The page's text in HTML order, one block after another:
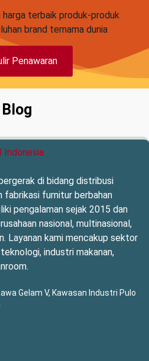
terbaik produk-produk
brand ternama dunia
Penawaran
Blog
di bidang distribusi
fabrikasi furnitur berbahan
pengalaman sejak 2015 dan
nasional, multinasional,
Layanan kami mencakup sektor
industri makanan,
Gelam V, Kawasan Industri Pulo